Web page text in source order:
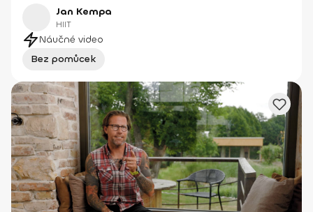
Jan Kempa
HIIT
Náučné video
Bez pomůcek